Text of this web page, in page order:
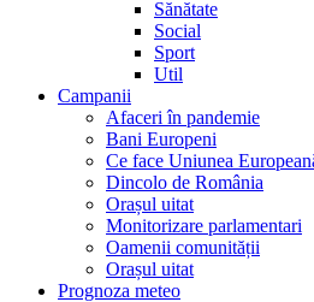
Sănătate
Social
Sport
Util
Campanii
Afaceri în pandemie
Bani Europeni
Ce face Uniunea
Dincolo de România
Orașul uitat
Monitorizare parlamentari
Oamenii comunității
Orașul uitat
Prognoza meteo